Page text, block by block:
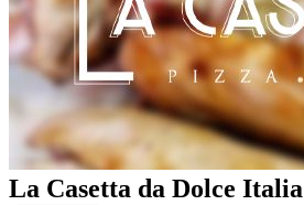
La Casetta da Dolce Italia